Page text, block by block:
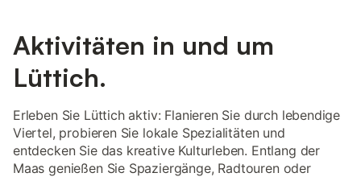
Aktivitäten in und um
Lüttich.
Erleben Sie Lüttich aktiv: Flanieren Sie durch lebendige
Viertel, probieren Sie lokale Spezialitäten und
entdecken Sie das kreative Kulturleben. Entlang der
Maas genießen Sie Spaziergänge, Radtouren oder